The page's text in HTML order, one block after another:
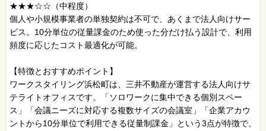
★★★☆☆（中程度）
個人や小規模事業者の単独契約は不可で、あくまで法人向けサー
ビス。10分単位の従量課金のため使った分だけ払う設計で、利用
頻度に応じたコスト最適化が可能。
【特徴とおすすめポイント】
ワークスタイリング浜松町は、三井不動産が運営する法人向けサ
テライトオフィスです。「ソロワークに集中できる個別スペー
ス」「会議ニーズに対応する複数サイズの会議室」「企業アカウ
ントから10分単位で利用できる従量制課金」という3点が特徴で、